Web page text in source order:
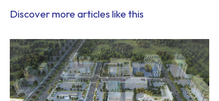
Discover more articles like this